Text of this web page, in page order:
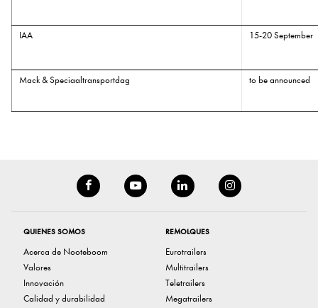
IAA 15-20 September
Mack & Speciaaltransportdag to be announced
QUIENES SOMOS
Acerca de Nooteboom
Valores
Innovación
Calidad y durabilidad
REMOLQUES
Eurotrailers
Multitrailers
Teletrailers
Megatrailers